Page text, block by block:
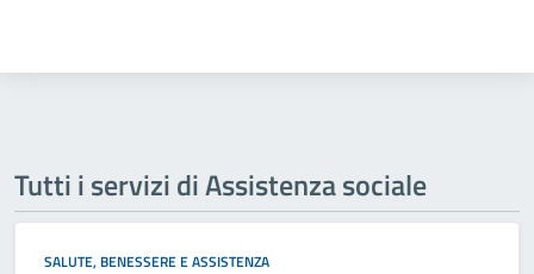
Tutti i servizi di Assistenza sociale
SALUTE, BENESSERE E ASSISTENZA